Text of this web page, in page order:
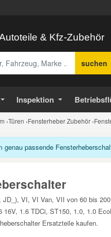
& Kfz-Zubehör
suchen
Inspektion
›Türen ›Fensterheber Zubehör ›
genau passende
VI, VI Van, VII von 60 bis
1.6 TDCi, ST150, 1.0, 1.0
Ersatzteile kaufen.